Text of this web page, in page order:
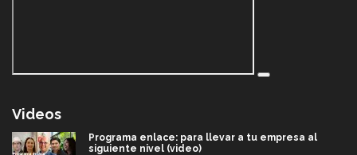
Videos
Programa enlace: para llevar a tu empresa al
siguiente nivel (video)